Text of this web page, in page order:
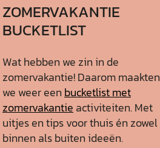
ZOMERVAKANTIE
BUCKETLIST
Wat hebben we zin in de
zomervakantie! Daarom maakten
we weer een bucketlist met
zomervakantie activiteiten. Met
uitjes en tips voor thuis én zowel
binnen als buiten ideeën.